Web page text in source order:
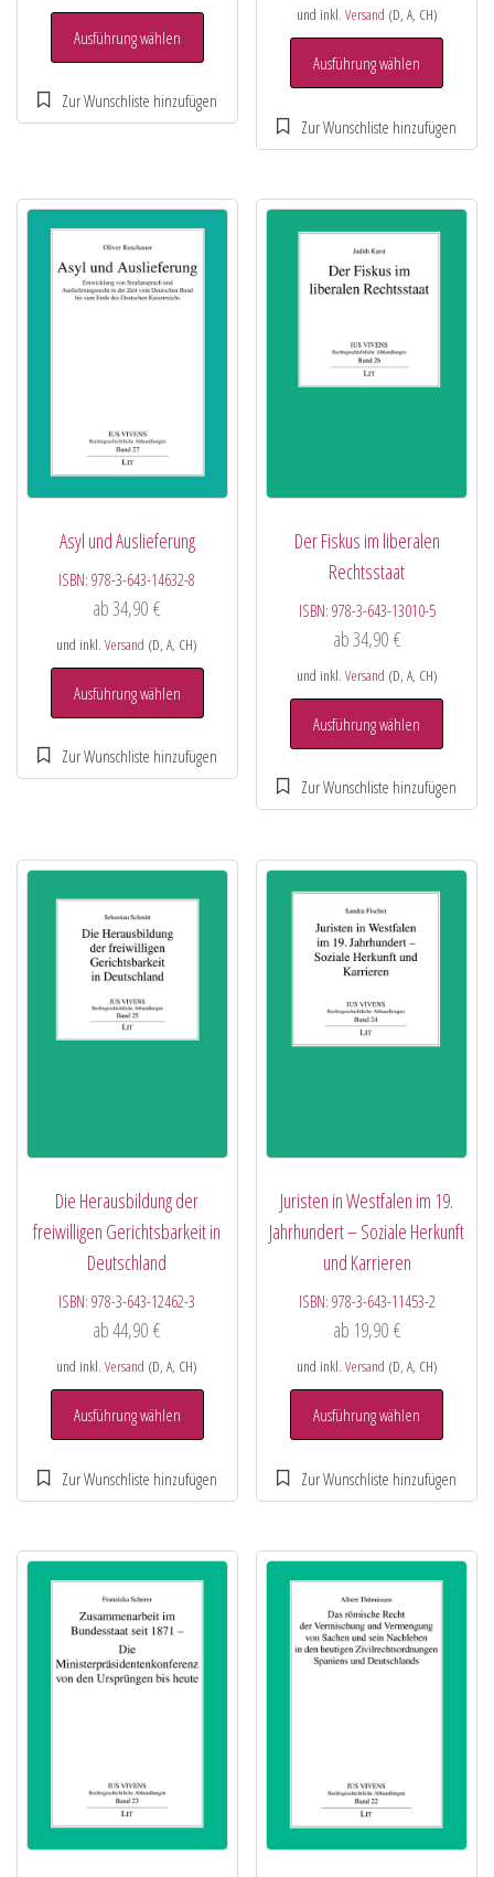
Ausführung wählen
und inkl. Versand (D, A, CH)
Ausführung wählen
Asyl und Auslieferung
ISBN:978-3-643-14632-8
ab34,90€
und inkl.Versand (D, A, CH)
Ausführung wählen
Der Fiskus im liberalen
Rechtsstaat
ISBN: 978-3-643-13010-5
ab34,90 €
und inkl. Versand (D, A, CH)
Ausführung wählen
Die Herausbildung der
freiwilligen Gerichtsbarkeit in
Deutschland
ISBN:978-3-643-12462-3
ab44,90€
und inkl.Versand (D, A, CH)
Ausführung wählen
Juristen in Westfalen im 19.
Jahrhundert – Soziale Herkunft
und Karrieren
ISBN: 978-3-643-11453-2
ab 19,90 €
und inkl. Versand (D, A, CH)
Ausführung wählen